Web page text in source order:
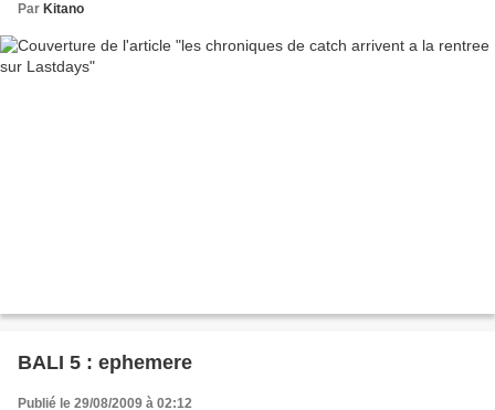
Par Kitano
BALI 5 : ephemere
Publié le 29/08/2009 à 02:12